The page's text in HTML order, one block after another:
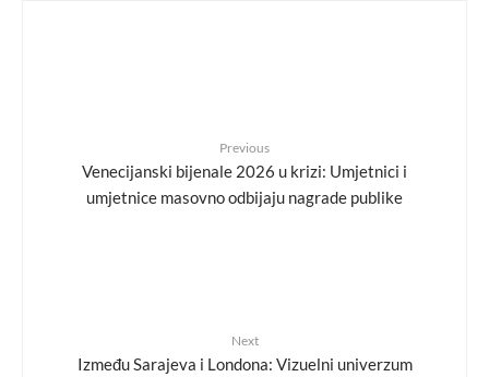
Previous
Venecijanski bijenale 2026 u krizi: Umjetnici i
umjetnice masovno odbijaju nagrade publike
Next
Između Sarajeva i Londona: Vizuelni univerzum